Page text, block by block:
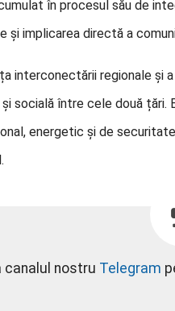
în procesul său de
și implicarea directă a
interconectării regionale
socială între cele două
energetic și de
canalul nostru Telegram